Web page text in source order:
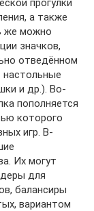
а также
же можно
значков,
отведённом
настольные
и др.). Во-
пополняется
которого
игр. В-
Их могут
для
балансиры
вариантом